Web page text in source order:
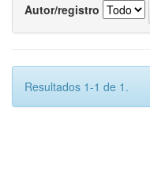
Autor/registro
Resultados 1-1 de 1.